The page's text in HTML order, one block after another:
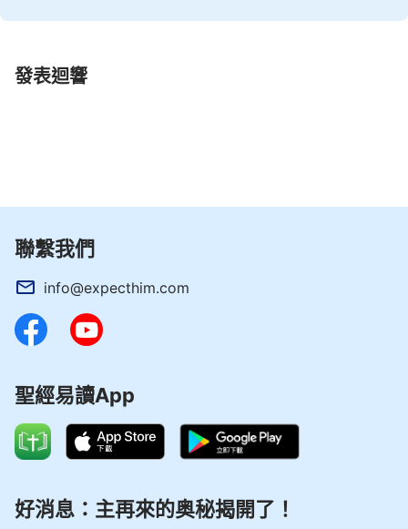
發表迴響
聯繫我們
info@expecthim.com
聖經易讀App
好消息：主再來的奥秘揭開了！